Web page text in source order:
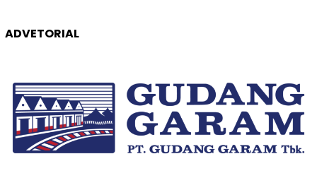
ADVETORIAL